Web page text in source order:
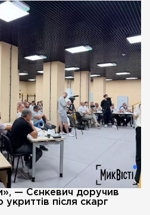
— Сєнкевич доручив
після скарг